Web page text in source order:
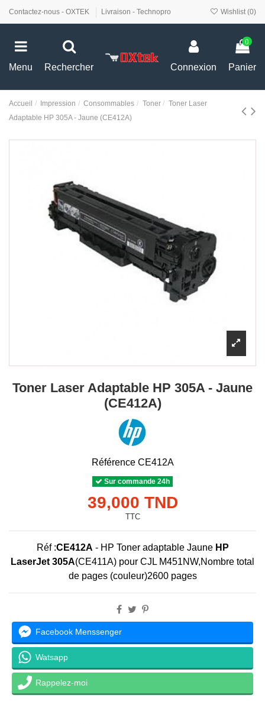
Contactez-nous - OXTEK Livraison - Technopro Wishlist (0)
Menu Rechercher Connexion
0
Panier
Accueil Impression Consommables Toner
Toner Laser
Adaptable HP 305A - Jaune (CE412A)
Toner Laser Adaptable HP 305A - Jaune
(CE412A)
Référence CE412A
Sur commande 24h
39,000 TND
TTC
Réf :CE412A - HP Toner adaptable Jaune HP
LaserJet 305A(CE411A) pour CJL M451NW,Nombre total
de pages (couleur)2600 pages
Facebook Menssenger
Watsapp
Rappelez-moi